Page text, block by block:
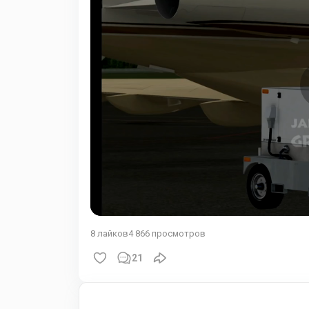
8 лайков4 866 просмотров
21